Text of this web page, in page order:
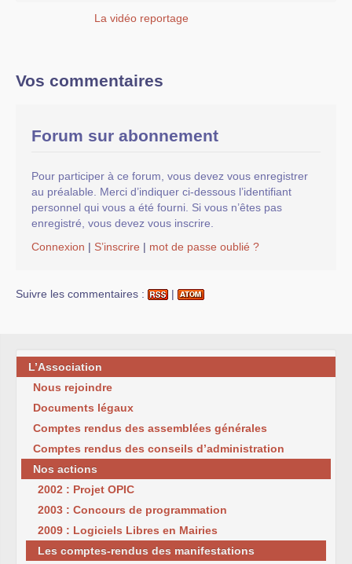
La vidéo reportage
Vos commentaires
Forum sur abonnement
Pour participer à ce forum, vous devez vous enregistrer
au préalable. Merci d’indiquer ci-dessous l’identifiant
personnel qui vous a été fourni. Si vous n’êtes pas
enregistré, vous devez vous inscrire.
Connexion | S’inscrire | mot de passe oublié ?
Suivre les commentaires : |
L’Association
Nous rejoindre
Documents légaux
Comptes rendus des assemblées générales
Comptes rendus des conseils d’administration
Nos actions
2002 : Projet OPIC
2003 : Concours de programmation
2009 : Logiciels Libres en Mairies
Les comptes-rendus des manifestations